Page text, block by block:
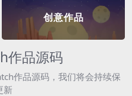
创意作品
作品源码
作品源码，我们将会持续保
新